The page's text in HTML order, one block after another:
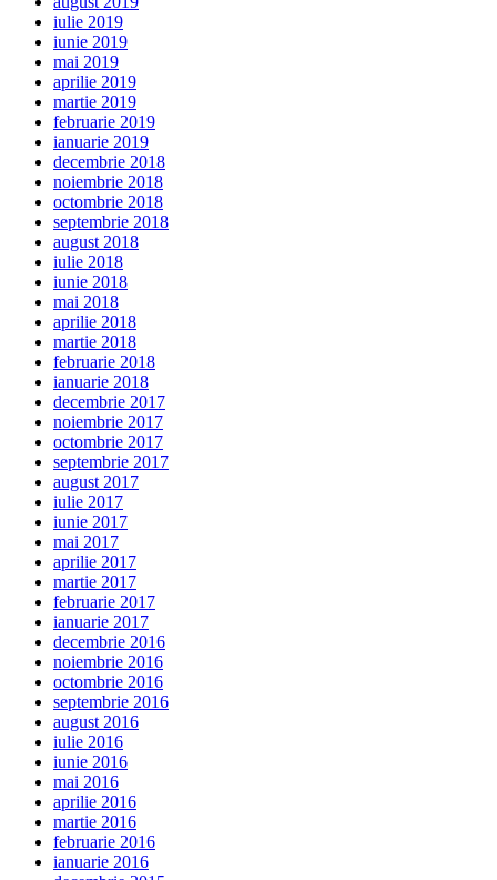
iulie 2019
iunie 2019
mai 2019
aprilie 2019
martie 2019
februarie 2019
ianuarie 2019
decembrie 2018
noiembrie 2018
octombrie 2018
septembrie 2018
august 2018
iulie 2018
iunie 2018
mai 2018
aprilie 2018
martie 2018
februarie 2018
ianuarie 2018
decembrie 2017
noiembrie 2017
octombrie 2017
septembrie 2017
august 2017
iulie 2017
iunie 2017
mai 2017
aprilie 2017
martie 2017
februarie 2017
ianuarie 2017
decembrie 2016
noiembrie 2016
octombrie 2016
septembrie 2016
august 2016
iulie 2016
iunie 2016
mai 2016
aprilie 2016
martie 2016
februarie 2016
ianuarie 2016